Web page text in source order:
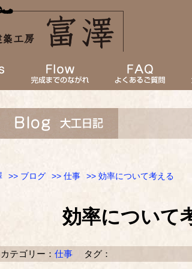
>> ブログ >> 仕事 >> 効率について考える
効率について
テゴリー： 仕事 タグ：